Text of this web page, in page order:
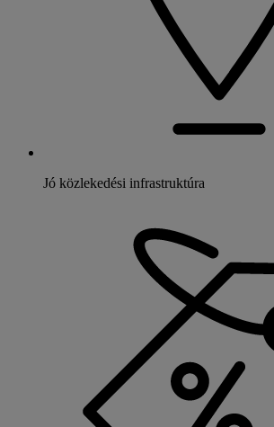
Jó közlekedési infrastruktúra